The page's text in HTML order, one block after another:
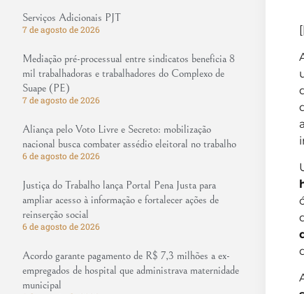
Serviços Adicionais PJT
7 de agosto de 2026
Mediação pré-processual entre sindicatos beneficia 8
mil trabalhadoras e trabalhadores do Complexo de
Suape (PE)
7 de agosto de 2026
Aliança pelo Voto Livre e Secreto: mobilização
nacional busca combater assédio eleitoral no trabalho
6 de agosto de 2026
Justiça do Trabalho lança Portal Pena Justa para
ampliar acesso à informação e fortalecer ações de
reinserção social
6 de agosto de 2026
Acordo garante pagamento de R$ 7,3 milhões a ex-
empregados de hospital que administrava maternidade
municipal